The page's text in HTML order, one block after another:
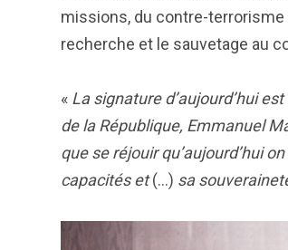
missions, du contre-terrorisme
recherche et le sauvetage au
« La signature d’aujourd’hui
de la République, Emmanuel
que se réjouir qu’aujourd’hui
capacités et(…) sa